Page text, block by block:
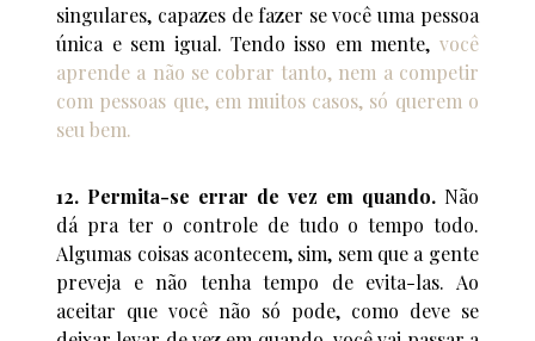
singulares, capazes de fazer se você uma pessoa
única e sem igual. Tendo isso em mente, você
aprende a não se cobrar tanto, nem a competir
com pessoas que, em muitos casos, só querem o
seu bem.
12. Permita-se errar de vez em quando.Não
dá pra ter o controle de tudo o tempo todo.
Algumas coisas acontecem, sim, sem que a gente
preveja e não tenha tempo de evita-las. Ao
aceitar que você não só pode, como deve se